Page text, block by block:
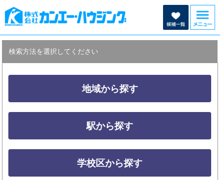
検索方法を選択してください
地域から探す
駅から探す
学校区から探す